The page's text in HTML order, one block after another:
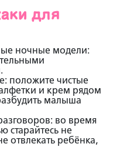
для
ночные модели:
положите чистые
и крем рядом
малыша
во время
старайтесь не
отвлекать ребёнка,